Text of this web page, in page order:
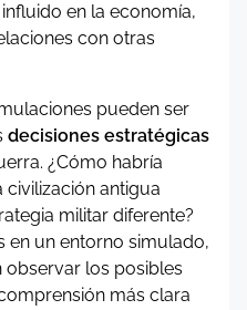
en la economía,
con otras
pueden ser
decisiones estratégicas
¿Cómo habría
civilización antigua
militar diferente?
en un entorno simulado,
observar los posibles
más clara